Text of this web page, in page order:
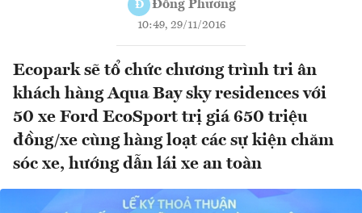
Đ Đông Phương
10:49, 29/11/2016
Ecopark sẽ tổ chức chương trình tri ân
khách hàng Aqua Bay sky residences với
50 xe Ford EcoSport trị giá 650 triệu
đồng/xe cùng hàng loạt các sự kiện chăm
sóc xe, hướng dẫn lái xe an toàn